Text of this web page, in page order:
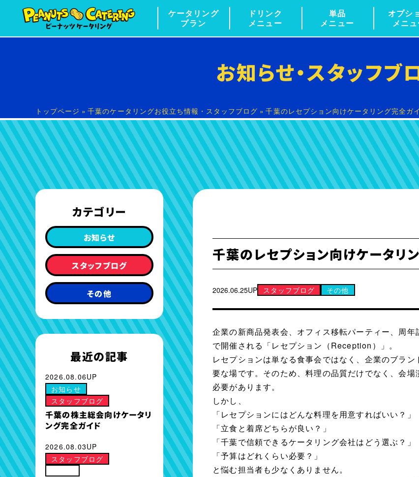
ケータリング
プラン
ドリンク
メニュー
単品
メニュー
オプシ
メニ
お知らせ・スタッフブ
トップページ »千葉のケータリングお役立ち情報・スタッフブログ »千葉のレセプション向けケータリング完全ガ
カテゴリー
お知らせ
スタッフブログ
その他
最近の記事
2026.08.06UP
お知らせ
スタッフブログ
千葉の株主総会向けケータリ
ング完全ガイド
2026.08.03UP
スタッフブログ
千葉のレセプション向けケータリ
2026.06.25UP スタッフブログ その他
企業の新商品発表会、オフィス移転パーティー、周
で開催される「レセプション（Reception）」。
レセプションは単なる食事会ではなく、企業のブラ
要な場です。そのため、料理の品質だけでなく、会
必要があります。
しかし、
「レセプションにはどんな料理を用意すればいい？」
「立食と着席どちらが良い？」
「千葉で信頼できるケータリング会社はどう選ぶ？」
「予算はどれくらい必要？」
と悩む担当者も少なくありません。